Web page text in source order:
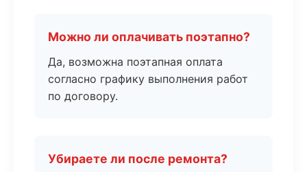
Можно ли оплачивать поэтапно?
Да, возможна поэтапная оплата
согласно графику выполнения работ
по договору.
Убираете ли после ремонта?